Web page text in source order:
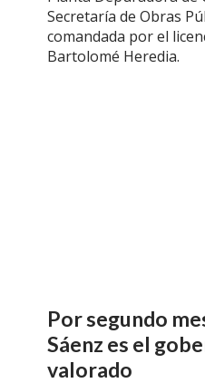
Secretaría de Obras
comandada por el
Bartolomé Heredia.
Por segundo
Sáenz es el
valorado